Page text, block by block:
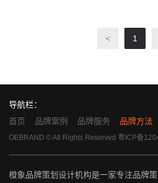
< 1
导航栏：
首页
品牌案例 品牌服务 品牌方法
OEBRAND © All Rights Reserved 粤ICP备
橙象品牌策划设计机构是一家专注品牌